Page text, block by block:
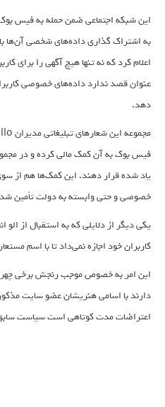
این شبکه اجتماعی ضمن حمله به فیس
به اشتراک گذاری داده‌های شخصی آن‌ها
اعلام کرد که نه تنها هیچ آگهی را برای
عنوان قصد ندارد داده‌های خصوصی
دهد.
یاد شده قرار دهند. این کمک‌ها هم از
خصوصی و حتی وابسته به دولت تأمین
یکی دیگر از دلایلی که به استقبال از
کاربران خود اجازه نمی‌داد تا با اسم
این امر به خصوص موجب رنجش برخی
دارند با اسامی هنریشان عضو سایت
اعتراضات مدت کوتاهی است سیاست